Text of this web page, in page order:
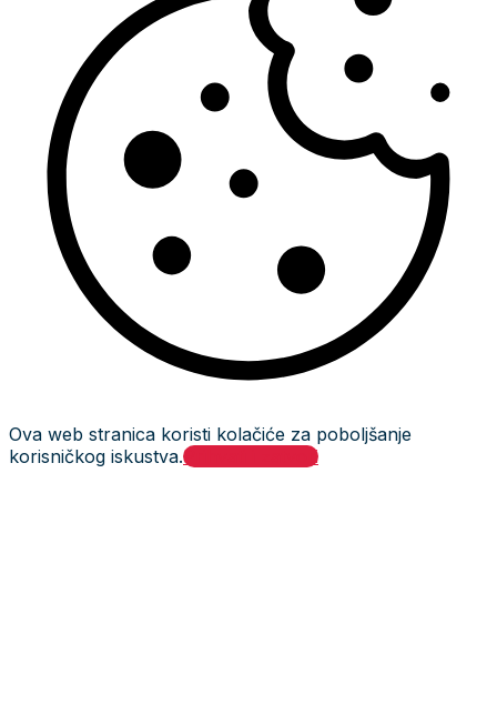
Ova web stranica koristi kolačiće za poboljšanje
korisničkog iskustva.Prihvati i zatvori